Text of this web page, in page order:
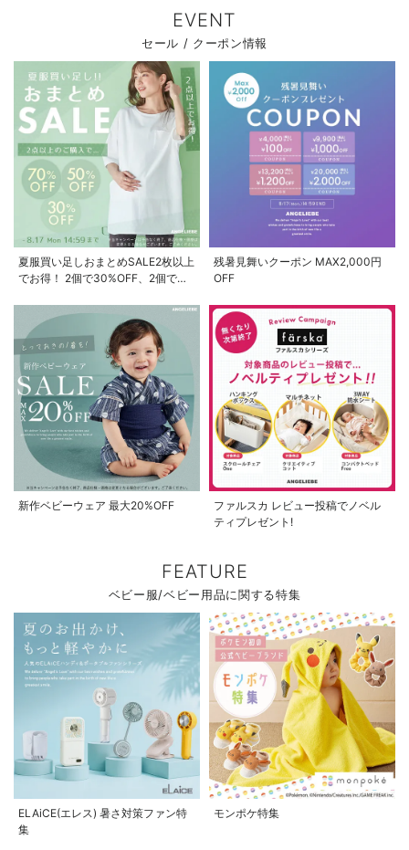
お買い物を続ける
EVENT
セール / クーポン情報
夏服買い足しおまとめSALE2枚以上
でお得！ 2個で30%OFF、2個で
残暑見舞いクーポン MAX2,000円
OFF
新作ベビーウェア 最大20%OFF
ファルスカ レビュー投稿でノベル
ティプレゼント!
FEATURE
ベビー服/ベビー用品に関する特集
ELAiCE(エレス) 暑さ対策ファン特
集
モンポケ特集
お気に入り商品を確認する